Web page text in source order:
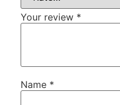
Your review *
Name *